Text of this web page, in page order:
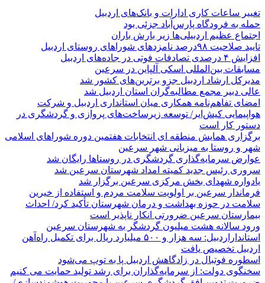
تغییر ساعات کاری ادارات و بانک‌های اردبیل
حمله به فرودگاه پارس‌‌آباد جزئی بود
اجتماع عظیم اردبیلی‌ها زیر بارش باران
تایید صلاحیت ۹۸درصد نامزدهای شوراهای روستای اردبیل
افزایش ۴ درصدی تصادفات فوتی در جاده‌های اردبیل
مسابقات بین‌المللی اسکی آلپاین در سرعین
مدیرکل ارشاد اردبیل جزو برترین‌های کشور شد
عالی دبیر مجمع مطالبه‌گران استان اردبیل شد
امضای تفاهم‌نامه همکاری میان استانداری اردبیل و شرکت
هواپیمایی کیش‌ایر/ توسعه زیرساخت‌های پروازی و گردشگری در
دستور کار است
برگزاری همایش منطقه ای انتخابات هفتمین دوره شوراهای اسلامی
شهر و روستا به میزبانی شهر سرعین
عوارض سرمایه‌گذاری گردشگری در روستاها رایگان شد
سروری رئیس جدید کمیته امداد شهرستان سرعین شد
یادواره شهدای بخش مرکزی سرعین برگزار شد
فرماندار سرعین بر اولویت سلامت مردم و استفاده از خیرین
سلامت در حوزه بهداشت و درمان شهرستان تأکید کرد/ احداث
بیمارستان سرعین ضرورتی انکار ناپذیر است
ورود سالانه هشت میلیون گردشگر به شهرستان سرعین
استانداراردبیل: سه هزار و ۵۰۰ میلیارد ریال برای تکمیل راه‌آهن
اردبیل تخصیص یافت
اسطوره فوتبال در زادگاهش اردبیل پا به توپ می‌شود
سخنگوی دولت: از سرمایه‌گذاران برای رشد تولید حمایت می کنیم